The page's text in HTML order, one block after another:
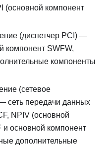
(основной компонент
(диспетчер PCI) —
компонент SWFW,
компоненты
(сетевое
сеть передачи данных
NPIV (основной
и основной компонент
дополнительные